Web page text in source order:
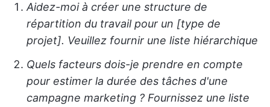
Aidez-moi à créer une structure de
répartition du travail pour un [type de
projet]. Veuillez fournir une liste hiérarchique
Quels facteurs dois-je prendre en compte
pour estimer la durée des tâches d'une
campagne marketing ? Fournissez une liste